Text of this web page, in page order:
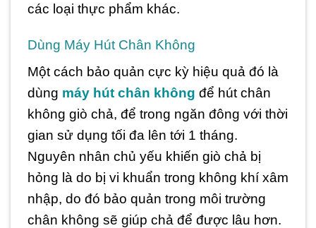
các loại thực phẩm khác.
Dùng Máy Hút Chân Không
Một cách bảo quản cực kỳ hiệu quả đó là
dùng máy hút chân không để hút chân
không giò chả, để trong ngăn đông với thời
gian sử dụng tối đa lên tới 1 tháng.
Nguyên nhân chủ yếu khiến giò chả bị
hỏng là do bị vi khuẩn trong không khí xâm
nhập, do đó bảo quản trong môi trường
chân không sẽ giúp chả để được lâu hơn.